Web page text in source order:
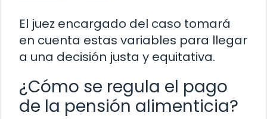
El juez encargado del caso tomará
en cuenta estas variables para llegar
a una decisión justa y equitativa.
¿Cómo se regula el pago
de la pensión alimenticia?